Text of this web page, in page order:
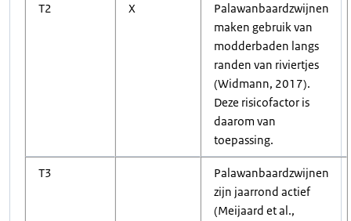
T2 X
Palawanbaardzwijnen
maken gebruik van
modderbaden langs
randen van riviertjes
(Widmann, 2017).
Deze risicofactor is
daarom van
toepassing.
T3
Palawanbaardzwijnen
zijn jaarrond actief
(Meijaard et al.,